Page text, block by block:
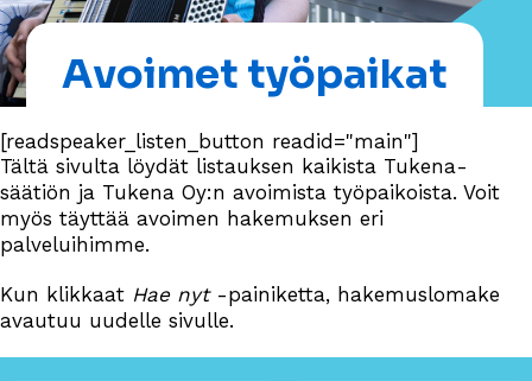
Avoimet työpaikat
[readspeaker_listen_button readid="main"]
Tältä sivulta löydät listauksen kaikista Tukena-
säätiön ja Tukena Oy:n avoimista työpaikoista. Voit
myös täyttää avoimen hakemuksen eri
palveluihimme.
Kun klikkaat Hae nyt-painiketta, hakemuslomake
avautuu uudelle sivulle.